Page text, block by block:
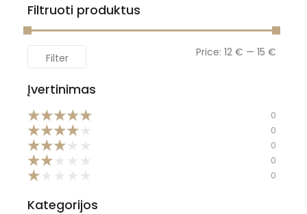
Filtruoti produktus
Filter Price: 12 € — 15 €
Įvertinimas
★★★★★ 0
★★★★ 0
★★★ 0
★★ 0
★ 0
Kategorijos